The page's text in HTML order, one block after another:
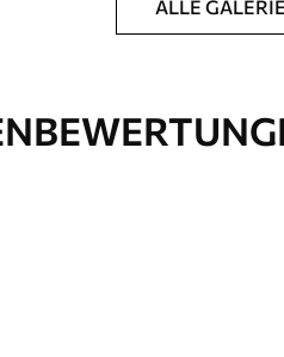
ALLE